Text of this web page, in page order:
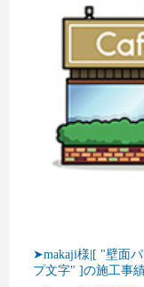
➤makaji様|[ "壁面
プ文字" ]の施工事